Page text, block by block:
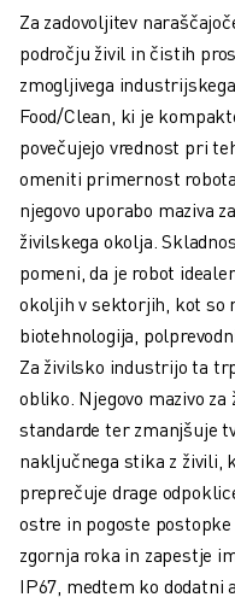
SERIJA M-900
ROBOTI DELTA
ROBOTI ZA HRANO IN ČISTE
ROBOTI ZA BARVANJE
ROBOTI ZA PALETIRANJE
ROBOTI SCARA
KOMPAKTNI OBDELOVALNI
ISKALNIK ROBODRILL
ROBODRILL KOMPAKTNI
STROJNA OPREMA ROBODRILL
PROGRAMSKA OPREMA
PREVENTIVNO VZDRŽEVANJE
TRAJNOSTNI RAZVOJ
ROBODRILL ROBOTSKI PAKET
IZOBRAŽEVALNI PAKET
ELEKTRIČNI STROJI ZA
ISKALNIK ROBOSHOT
ELEKTRIČNI STROJI ZA
STROJNA OPREMA ROBOSHOT
Za zadovoljitev
področju živil in čistih
zmogljivega
Food/Clean, ki je
povečujejo vrednost pri
omeniti primernost
njegovo uporabo maziva
živilskega okolja.
pomeni, da je robot
okoljih v sektorjih, kot so
biotehnologija,
Za živilsko industrijo ta
obliko. Njegovo mazivo
standarde ter zmanjšuje
naključnega stika z živili,
preprečuje drage
ostre in pogoste
zgornja roka in zapestje
IP67, medtem ko